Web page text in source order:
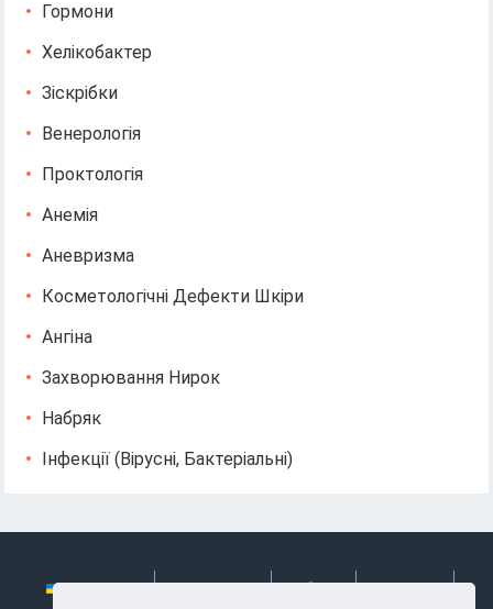
Гормони
Хелікобактер
Зіскрібки
Венерологія
Проктологія
Анемія
Аневризма
Косметологічні Дефекти Шкіри
Ангіна
Захворювання Нирок
Набряк
Інфекції (вірусні, Бактеріальні)